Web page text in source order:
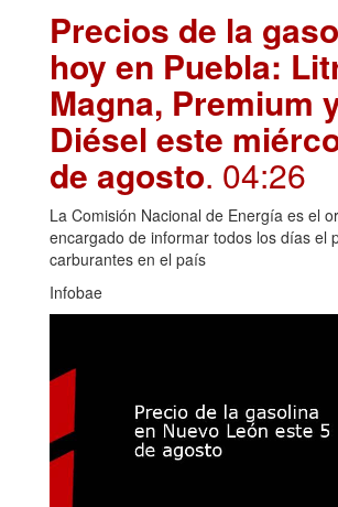
Precios de la
hoy en Puebla:
Magna, Premium
Diésel este
de agosto. 04:26
La Comisión Nacional de Energía es el
encargado de informar todos los días el
carburantes en el país
Infobae